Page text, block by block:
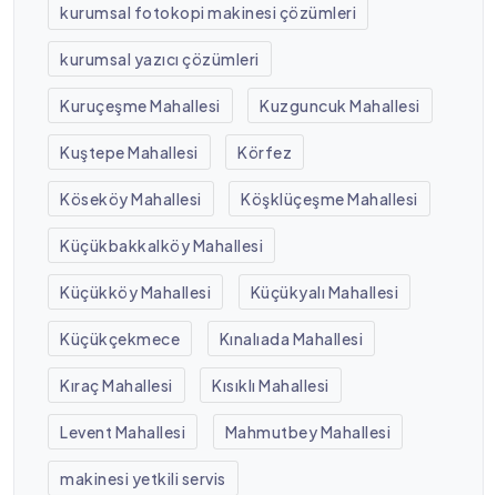
kurumsal fotokopi makinesi çözümleri
kurumsal yazıcı çözümleri
Kuruçeşme Mahallesi Kuzguncuk Mahallesi
Kuştepe Mahallesi Körfez
Köseköy Mahallesi Köşklüçeşme Mahallesi
Küçükbakkalköy Mahallesi
Küçükköy Mahallesi Küçükyalı Mahallesi
Küçükçekmece Kınalıada Mahallesi
Kıraç Mahallesi Kısıklı Mahallesi
Levent Mahallesi Mahmutbey Mahallesi
makinesi yetkili servis